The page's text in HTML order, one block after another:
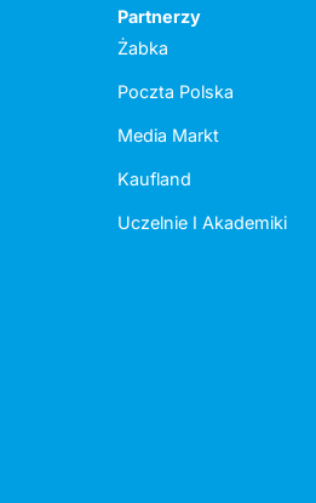
Partnerzy
Żabka
Poczta Polska
Media Markt
Kaufland
Uczelnie I Akademiki